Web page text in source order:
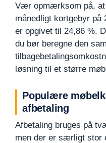
Vær opmærksom på, at
månedligt kortgebyr på
er opgivet til 24,86 %.
du bør beregne den
løsning til et større
Populære
afbetaling
Afbetaling bruges på
men der er særligt stor